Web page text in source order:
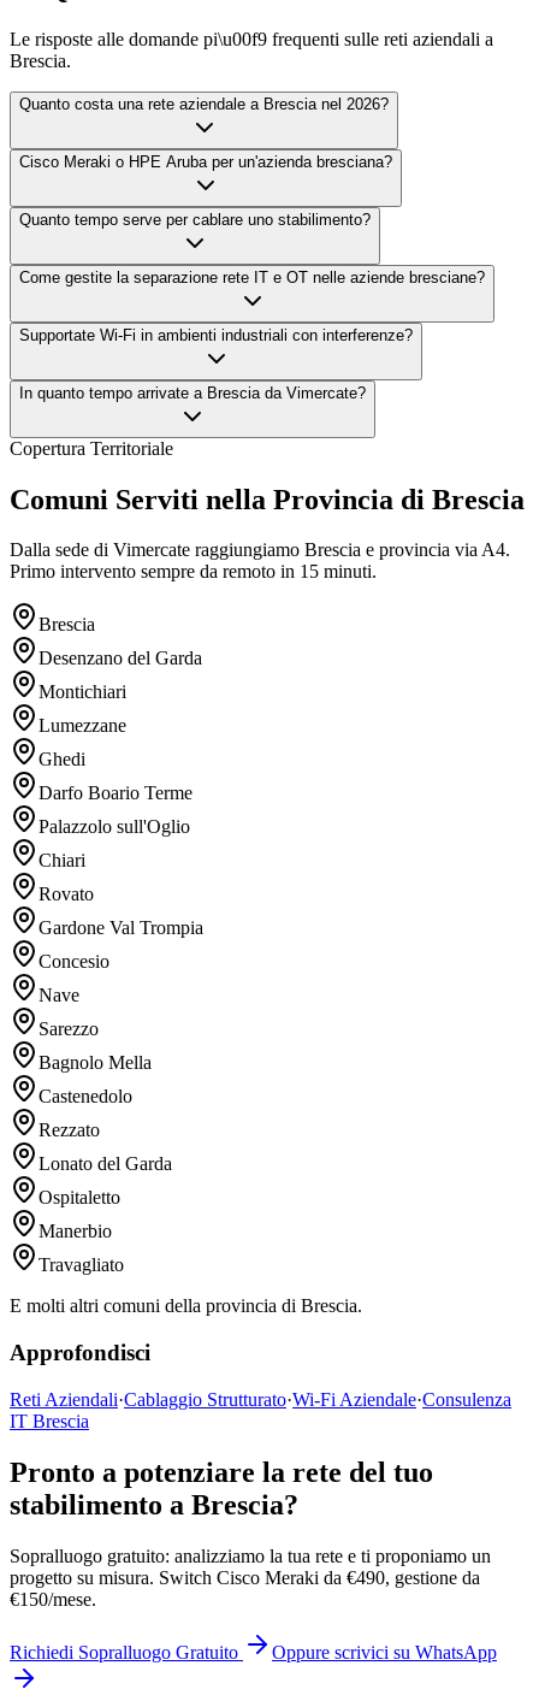
Le risposte alle domande pi\u00f9 frequenti sulle reti aziendali a
Brescia.
Quanto costa una rete aziendale a Brescia nel 2026?
Cisco Meraki o HPE Aruba per un'azienda bresciana?
Quanto tempo serve per cablare uno stabilimento?
Come gestite la separazione rete IT e OT nelle aziende bresciane?
Supportate Wi-Fi in ambienti industriali con interferenze?
In quanto tempo arrivate a Brescia da Vimercate?
Copertura Territoriale
Comuni Serviti nella Provincia di Brescia
Dalla sede di Vimercate raggiungiamo Brescia e provincia via A4.
Primo intervento sempre da remoto in 15 minuti.
Brescia
Desenzano del Garda
Montichiari
Lumezzane
Ghedi
Darfo Boario Terme
Palazzolo sull'Oglio
Chiari
Rovato
Gardone Val Trompia
Concesio
Nave
Sarezzo
Bagnolo Mella
Castenedolo
Rezzato
Lonato del Garda
Ospitaletto
Manerbio
Travagliato
E molti altri comuni della provincia di Brescia.
Approfondisci
Reti Aziendali·Cablaggio Strutturato·Wi-Fi Aziendale·Consulenza
IT Brescia
Pronto a potenziare la rete del tuo
stabilimento a Brescia?
Sopralluogo gratuito: analizziamo la tua rete e ti proponiamo un
progetto su misura. Switch Cisco Meraki da €490, gestione da
€150/mese.
Richiedi Sopralluogo Gratuito Oppure scrivici su WhatsApp